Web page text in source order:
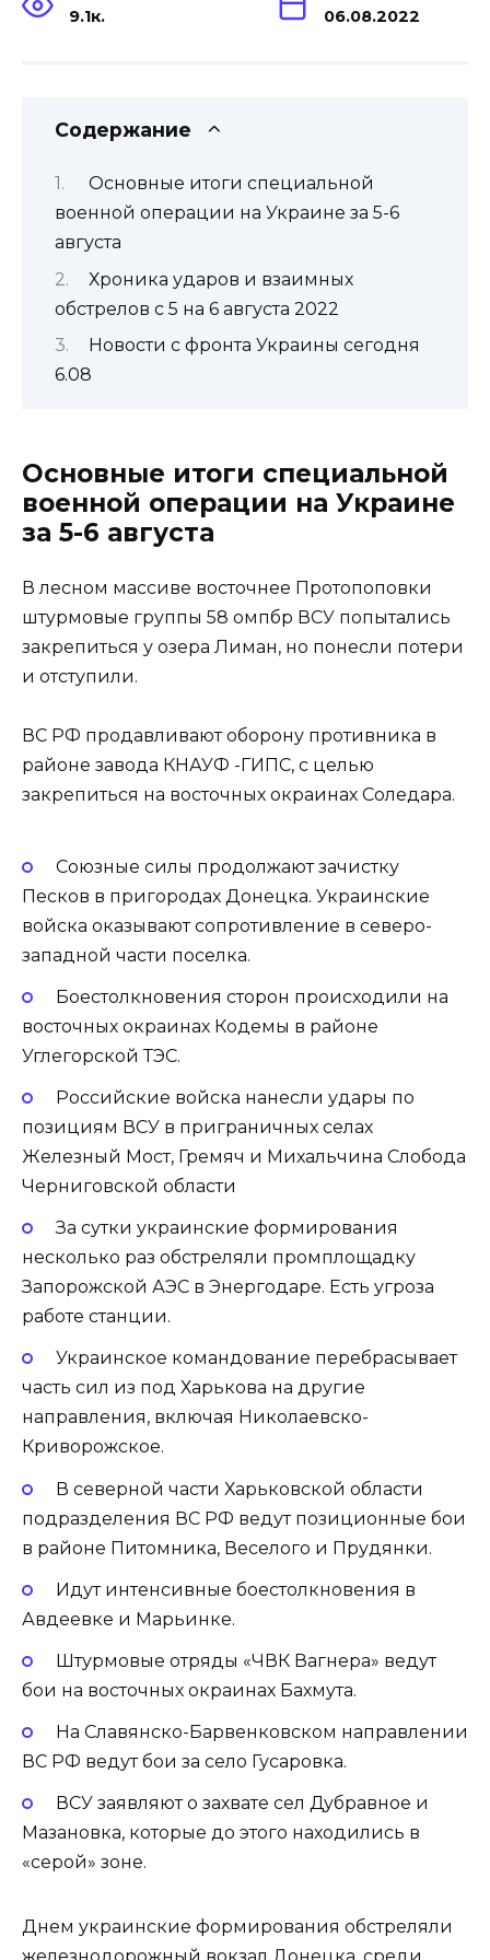
9.1к. 06.08.2022
Содержание
Основные итоги специальной
военной операции на Украине за 5-6
августа
Хроника ударов и взаимных
обстрелов с 5 на 6 августа 2022
Новости с фронта Украины сегодня
6.08
Основные итоги специальной
военной операции на Украине
за 5-6 августа
В лесном массиве восточнее Протопоповки
штурмовые группы 58 омпбр ВСУ попытались
закрепиться у озера Лиман, но понесли потери
и отступили.
ВС РФ продавливают оборону противника в
районе завода КНАУФ -ГИПС, с целью
закрепиться на восточных окраинах Соледара.
Союзные силы продолжают зачистку
Песков в пригородах Донецка. Украинские
войска оказывают сопротивление в северо-
западной части поселка.
Боестолкновения сторон происходили на
восточных окраинах Кодемы в районе
Углегорской ТЭС.
Российские войска нанесли удары по
позициям ВСУ в приграничных селах
Железный Мост, Гремяч и Михальчина Слобода
Черниговской области
За сутки украинские формирования
несколько раз обстреляли промплощадку
Запорожской АЭС в Энергодаре. Есть угроза
работе станции.
Украинское командование перебрасывает
часть сил из под Харькова на другие
направления, включая Николаевско-
Криворожское.
В северной части Харьковской области
подразделения ВС РФ ведут позиционные бои
в районе Питомника, Веселого и Прудянки.
Идут интенсивные боестолкновения в
Авдеевке и Марьинке.
Штурмовые отряды «ЧВК Вагнера» ведут
бои на восточных окраинах Бахмута.
На Славянско-Барвенковском направлении
ВС РФ ведут бои за село Гусаровка.
ВСУ заявляют о захвате сел Дубравное и
Мазановка, которые до этого находились в
«серой» зоне.
Днем украинские формирования обстреляли